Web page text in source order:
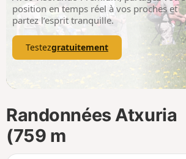
position en temps réel à vos proches et
partez l’esprit tranquille.
Testezgratuitement
Randonnées Atxuria
(759 m